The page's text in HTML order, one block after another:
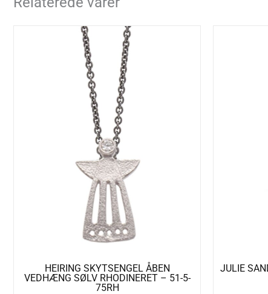
HEIRING SKYTSENGEL ÅBEN
VEDHÆNG SØLV RHODINERET – 51-5-
75RH
JULIE